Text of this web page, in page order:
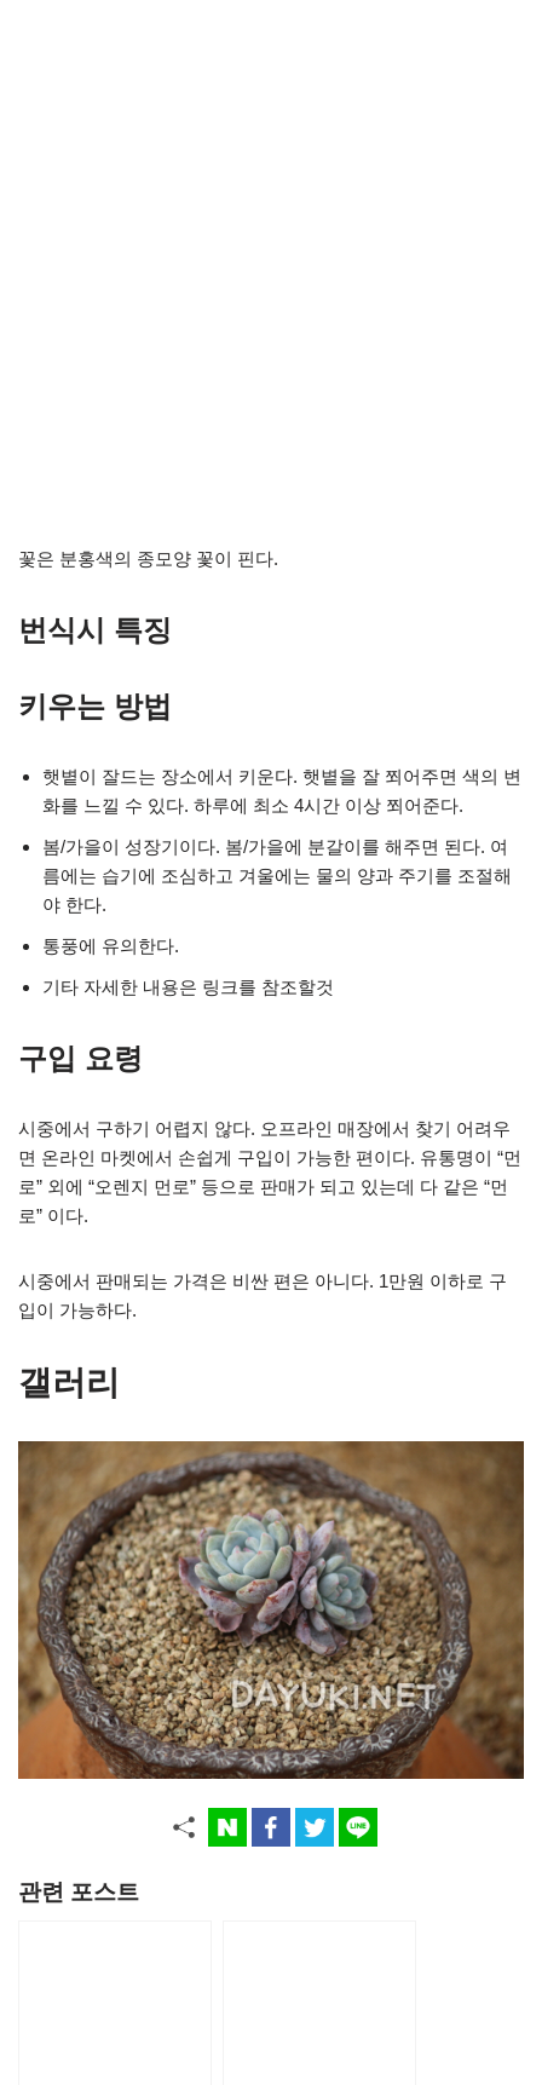
꽃은 분홍색의 종모양 꽃이 핀다.
번식시 특징
키우는 방법
햇볕이 잘드는 장소에서 키운다. 햇볕을 잘 쬐어주면 색의 변
화를 느낄 수 있다. 하루에 최소 4시간 이상 쬐어준다.
봄/가을이 성장기이다. 봄/가을에 분갈이를 해주면 된다. 여
름에는 습기에 조심하고 겨울에는 물의 양과 주기를 조절해
야 한다.
통풍에 유의한다.
기타 자세한 내용은 링크를 참조할것
구입 요령
시중에서 구하기 어렵지 않다. 오프라인 매장에서 찾기 어려우
면 온라인 마켓에서 손쉽게 구입이 가능한 편이다. 유통명이 “먼
로” 외에 “오렌지 먼로” 등으로 판매가 되고 있는데 다 같은 “먼
로” 이다.
시중에서 판매되는 가격은 비싼 편은 아니다. 1만원 이하로 구
입이 가능하다.
갤러리
관련 포스트